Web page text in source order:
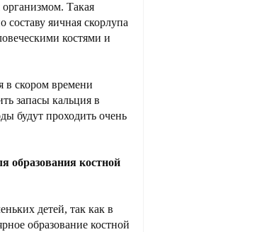
организмом. Такая
составу яичная скорлупа
костями и
в скором времени
запасы кальция в
будут проходить очень
образования костной
детей, так как в
образование костной